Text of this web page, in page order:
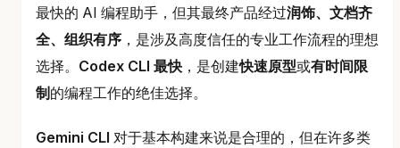
最快的 AI 编程助手，但其最终产品经过润饰、文档齐
全、组织有序 ，是涉及高度信任的专业工作流程的理想
选择。 Codex CLI 最快 ，是创建快速原型或有时间限
制的编程工作的绝佳选择。
Gemini CLI 对于基本构建来说是合理的，但在许多类